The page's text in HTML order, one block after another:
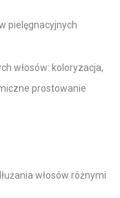
pielęgnacyjnych
włosów: koloryzacja,
prostowanie
włosów różnymi